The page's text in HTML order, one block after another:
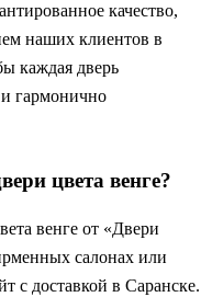
качество,
наших клиентов в
каждая дверь
гармонично
цвета венге?
венге от «Двери
салонах или
с доставкой в Саранске.